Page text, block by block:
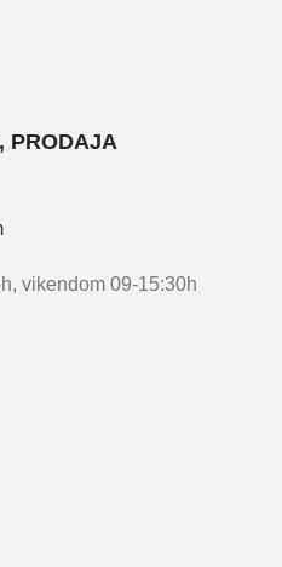
PRODAJA
vikendom 09-15:30h